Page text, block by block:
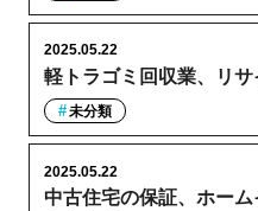
軽トラゴミ回収業、リ
2025.05.22
未分類
中古住宅の保証、ホー
2025.05.22